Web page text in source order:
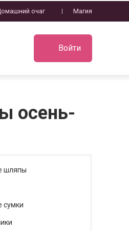
очаг Магия
Войти
осень-
шляпы
сумки